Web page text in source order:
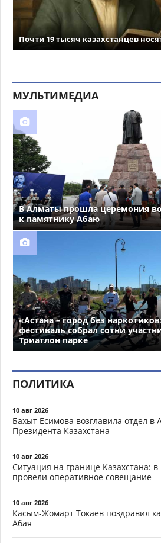
Почти 19 тысяч казахстанцев
МУЛЬТИМЕДИА
В Алматы прошла церемония
к памятнику Абаю
«Астана – город без
фестиваль собрал сотни
Триатлон парке
ПОЛИТИКА
10 авг 2026
Бахыт Есимова возглавила отдел в
Президента Казахстана
10 авг 2026
Ситуация на границе Казахстана:
провели оперативное совещание
10 авг 2026
Касым-Жомарт Токаев поздравил
Абая